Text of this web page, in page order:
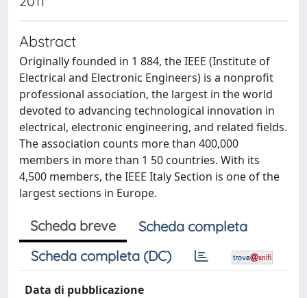
Abstract
Originally founded in 1 884, the IEEE (Institute of
Electrical and Electronic Engineers) is a nonprofit
professional association, the largest in the world
devoted to advancing technological innovation in
electrical, electronic engineering, and related fields.
The association counts more than 400,000
members in more than 1 50 countries. With its
4,500 members, the IEEE Italy Section is one of the
largest sections in Europe.
Scheda breve
Scheda completa
Scheda completa (DC)
Data di pubblicazione